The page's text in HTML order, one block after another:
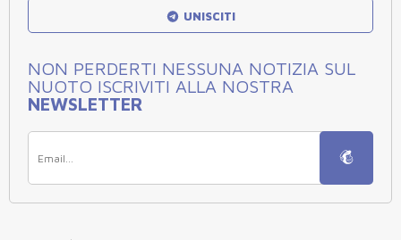
UNISCITI
NON PERDERTI NESSUNA NOTIZIA SUL
NUOTO ISCRIVITI ALLA NOSTRA
NEWSLETTER